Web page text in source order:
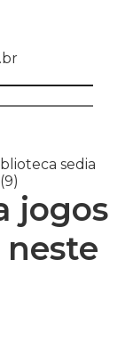
sedia
jogos
neste